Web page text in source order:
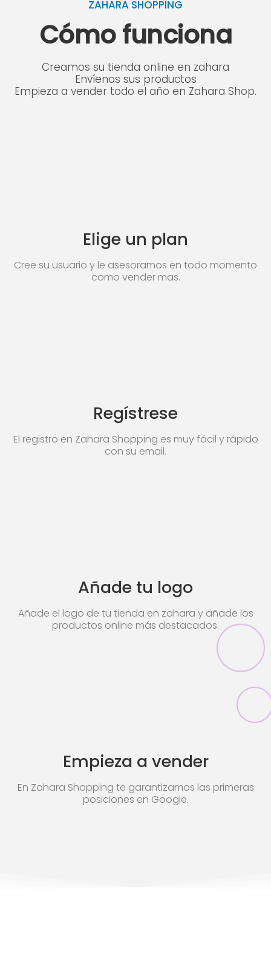
ZAHARA SHOPPING
Cómo funciona
Creamos su tienda online en zahara
Envíenos sus productos
Empieza a vender todo el año en Zahara Shop.
Elige un plan
Cree su usuario y le asesoramos en todo momento
como vender mas.
Regístrese
El registro en Zahara Shopping es muy fácil y rápido
con su email.
Añade tu logo
Añade el logo de tu tienda en zahara y añade los
productos online más destacados.
Empieza a vender
En Zahara Shopping te garantizamos las primeras
posiciones en Google.